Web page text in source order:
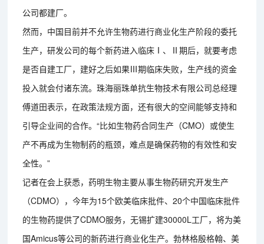
公司都建厂。
然而，中国目前并不允许生物药进行商业化生产阶段的委托
生产，研发公司的每个新药进入临床Ⅰ、Ⅱ期后，就要考虑
是否自建工厂，建好之后如果Ⅲ期临床失败，生产线的资金
投入就会付诸东流。珠海丽珠单抗生物技术有限公司总经理
傅道田表示，在政策法规方面，还有很大的空间能够支持和
引导企业间的合作。“比如生物药合同生产（CMO）或使生
产不再成为生物制药的瓶颈，难点是确保药物的有效性和安
全性。”
记者在会上获悉，药明生物主要从事生物药研究开发生产
（CDMO），今年为15个欧美临床批件、20个中国临床批件
的生物药提供了CDMO服务，无锡扩建30000L工厂，将为美
国Amicus等公司的新药进行商业化生产。勃林格殷格翰、美